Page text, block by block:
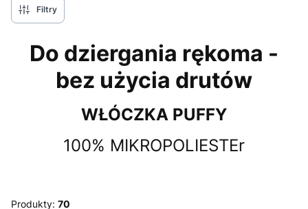
Filtry
Do dziergania rękoma -
bez użycia drutów
WŁÓCZKA PUFFY
100% MIKROPOLIESTEr
Produkty: 70